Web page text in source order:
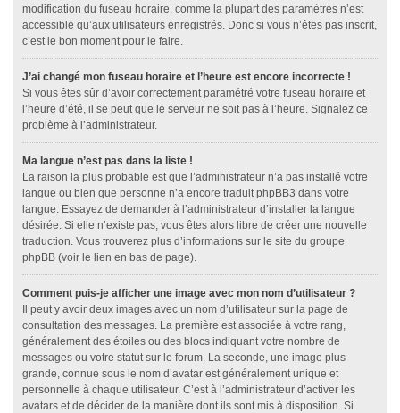
modification du fuseau horaire, comme la plupart des paramètres n’est
accessible qu’aux utilisateurs enregistrés. Donc si vous n’êtes pas inscrit,
c’est le bon moment pour le faire.
J’ai changé mon fuseau horaire et l’heure est encore incorrecte !
Si vous êtes sûr d’avoir correctement paramétré votre fuseau horaire et
l’heure d’été, il se peut que le serveur ne soit pas à l’heure. Signalez ce
problème à l’administrateur.
Ma langue n’est pas dans la liste !
La raison la plus probable est que l’administrateur n’a pas installé votre
langue ou bien que personne n’a encore traduit phpBB3 dans votre
langue. Essayez de demander à l’administrateur d’installer la langue
désirée. Si elle n’existe pas, vous êtes alors libre de créer une nouvelle
traduction. Vous trouverez plus d’informations sur le site du groupe
phpBB (voir le lien en bas de page).
Comment puis-je afficher une image avec mon nom d’utilisateur ?
Il peut y avoir deux images avec un nom d’utilisateur sur la page de
consultation des messages. La première est associée à votre rang,
généralement des étoiles ou des blocs indiquant votre nombre de
messages ou votre statut sur le forum. La seconde, une image plus
grande, connue sous le nom d’avatar est généralement unique et
personnelle à chaque utilisateur. C’est à l’administrateur d’activer les
avatars et de décider de la manière dont ils sont mis à disposition. Si